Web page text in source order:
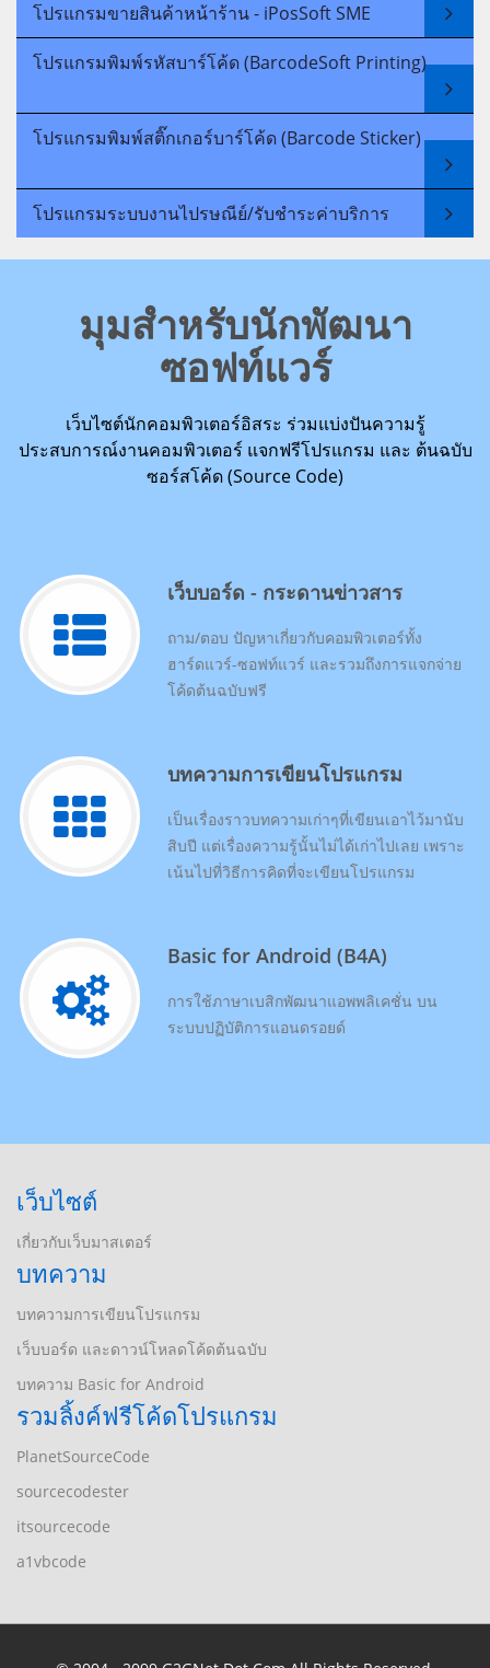
โปรแกรมขายสินค้าหน้าร้าน - iPosSoft SME
โปรแกรมพิมพ์รหัสบาร์โค้ด (BarcodeSoft Printing)
โปรแกรมพิมพ์สติ๊กเกอร์บาร์โค้ด (Barcode Sticker)
โปรแกรมระบบงานไปรษณีย์/รับชำระค่าบริการ
มุมสำหรับนักพัฒนา
ซอฟท์แวร์
เว็บไซต์นักคอมพิวเตอร์อิสระ ร่วมแบ่งปันความรู้
ประสบการณ์งานคอมพิวเตอร์ แจกฟรีโปรแกรม และ ต้นฉบับ
ซอร์สโค้ด (Source Code)
เว็บบอร์ด - กระดานข่าวสาร
ถาม/ตอบ ปัญหาเกี่ยวกับคอมพิวเตอร์ทั้ง
ฮาร์ดแวร์-ซอฟท์แวร์ และรวมถึงการแจกจ่าย
โค้ดต้นฉบับฟรี
บทความการเขียนโปรแกรม
เป็นเรื่องราวบทความเก่าๆที่เขียนเอาไว้มานับ
สิบปี แต่เรื่องความรู้นั้นไม่ได้เก่าไปเลย เพราะ
เน้นไปที่วิธีการคิดที่จะเขียนโปรแกรม
Basic for Android (B4A)
การใช้ภาษาเบสิกพัฒนาแอพพลิเคชั่น บน
ระบบปฏิบัติการแอนดรอยด์
เว็บไซต์
เกี่ยวกับเว็บมาสเตอร์
บทความ
บทความการเขียนโปรแกรม
เว็บบอร์ด และดาวน์โหลดโค้ดต้นฉบับ
บทความ Basic for Android
รวมลิ้งค์ฟรีโค้ดโปรแกรม
PlanetSourceCode
sourcecodester
itsourcecode
a1vbcode